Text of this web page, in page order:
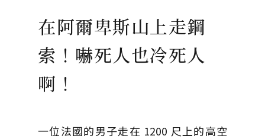
在阿爾卑斯山上走鋼
索！嚇死人也冷死人
啊！
一位法國的男子走在 1200 尺上的高空